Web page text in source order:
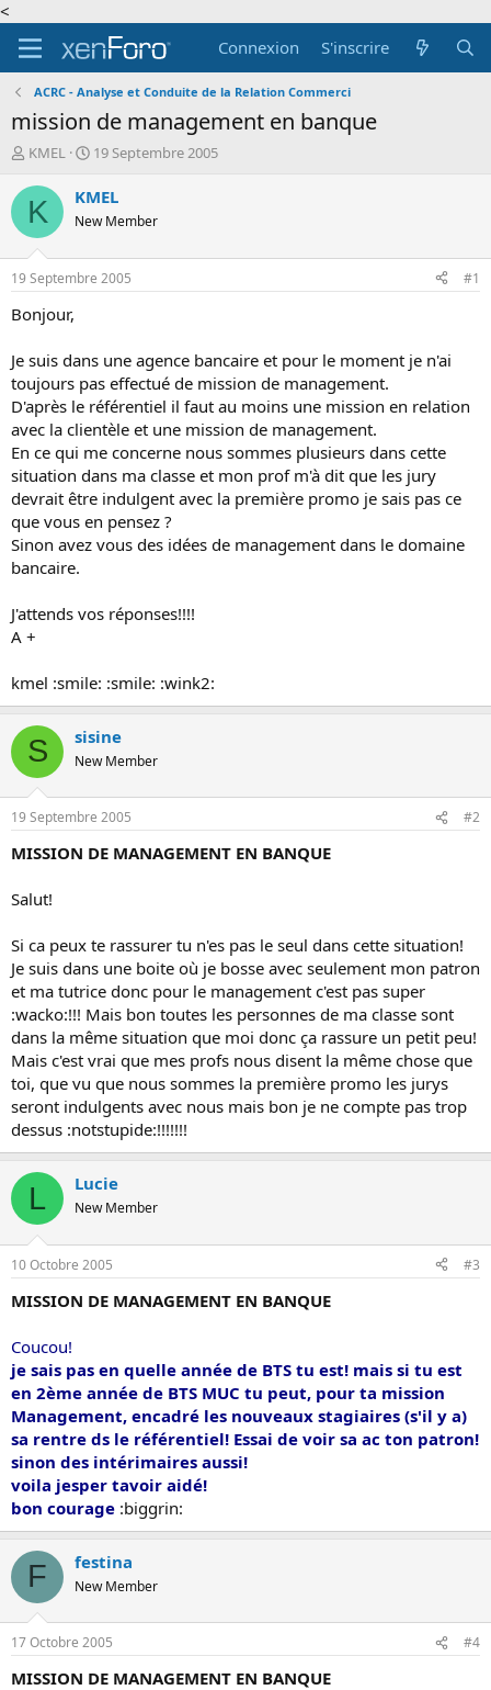
<
Connexion
S'inscrire
ACRC - Analyse et Conduite de la Relation Commerci
mission de management en banque
A
t
e
r
d
e
l
i
s
c
u
s
i
o
n
KMEL
D
t
d
é
19 Septembre 2005
K KMEL
New Member
19 Septembre 2005 #1
Bonjour,
Je suis dans une agence bancaire et pour le moment je n'ai
toujours pas effectué de mission de management.
D'après le référentiel il faut au moins une mission en relation
avec la clientèle et une mission de management.
En ce qui me concerne nous sommes plusieurs dans cette
situation dans ma classe et mon prof m'à dit que les jury
devrait être indulgent avec la première promo je sais pas ce
que vous en pensez ?
Sinon avez vous des idées de management dans le domaine
bancaire.
J'attends vos réponses!!!!
A +
kmel :smile: :smile: :wink2:
S sisine
New Member
19 Septembre 2005 #2
MISSION DE MANAGEMENT EN BANQUE
Salut!
Si ca peux te rassurer tu n'es pas le seul dans cette situation!
Je suis dans une boite où je bosse avec seulement mon patron
et ma tutrice donc pour le management c'est pas super
:wacko:!!! Mais bon toutes les personnes de ma classe sont
dans la même situation que moi donc ça rassure un petit peu!
Mais c'est vrai que mes profs nous disent la même chose que
toi, que vu que nous sommes la première promo les jurys
seront indulgents avec nous mais bon je ne compte pas trop
dessus :notstupide:!!!!!!!
L Lucie
New Member
10 Octobre 2005 #3
MISSION DE MANAGEMENT EN BANQUE
Coucou!
je sais pas en quelle année de BTS tu est! mais si tu est
en 2ème année de BTS MUC tu peut, pour ta mission
Management, encadré les nouveaux stagiaires (s'il y a)
sa rentre ds le référentiel! Essai de voir sa ac ton patron!
sinon des intérimaires aussi!
voila jesper tavoir aidé!
bon courage :biggrin:
F festina
New Member
17 Octobre 2005 #4
MISSION DE MANAGEMENT EN BANQUE